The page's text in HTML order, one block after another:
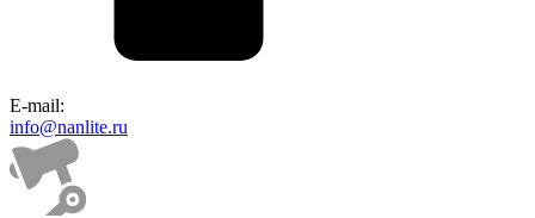
E-mail:
info@nanlite.ru